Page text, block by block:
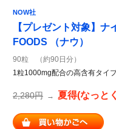
NOW社
【プレゼント対象】
FOODS （ナウ）
90粒 （約90日分）
1粒1000mg配合の高含有タイ
2,280円 → 夏得(なっと